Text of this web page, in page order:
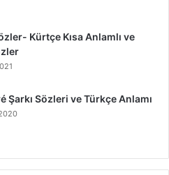
Kürtçe Kısa Anlamlı ve
Şarkı Sözleri ve Türkçe Anlamı